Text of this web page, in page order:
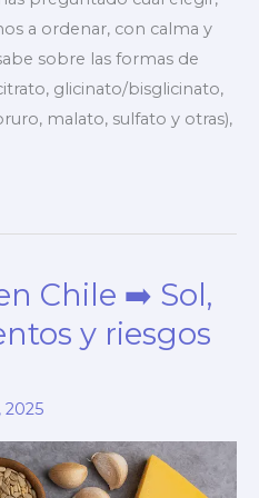
a ordenar, con calma y
sobre las formas de
glicinato/bisglicinato,
malato, sulfato y otras),
Chile ➡️ Sol,
y riesgos